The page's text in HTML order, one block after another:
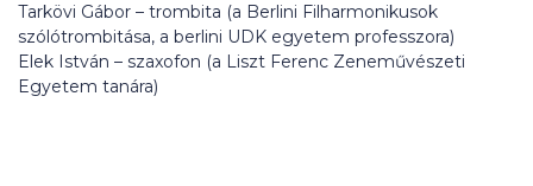
Tarkövi Gábor – trombita (a Berlini Filharmonikusok
szólótrombitása, a berlini UDK egyetem professzora)
Elek István – szaxofon (a Liszt Ferenc Zeneművészeti
Egyetem tanára)